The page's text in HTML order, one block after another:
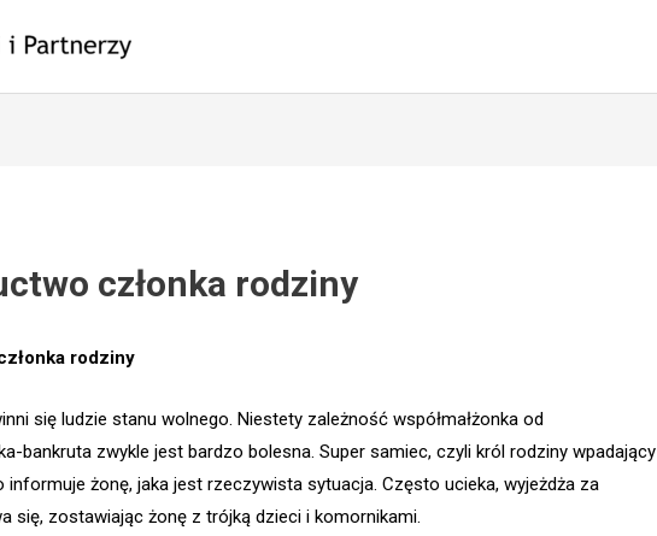
członka rodziny
rodziny
się ludzie stanu wolnego. Niestety zależność współmałżonka od
bankruta zwykle jest bardzo bolesna. Super samiec, czyli król rodziny wpadający
informuje żonę, jaka jest rzeczywista sytuacja. Często ucieka, wyjeżdża za
się, zostawiając żonę z trójką dzieci i komornikami.